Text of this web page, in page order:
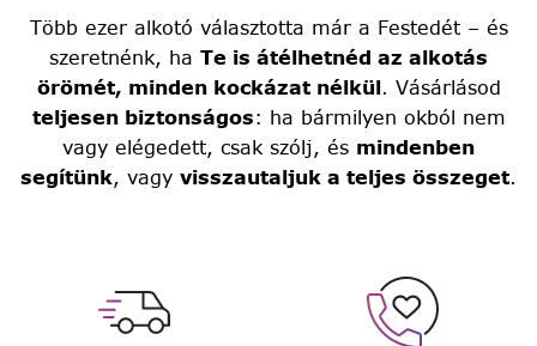
Több ezer alkotó választotta már a Festedét – és
szeretnénk, ha Te is átélhetnéd az alkotás
örömét, minden kockázat nélkül. Vásárlásod
teljesen biztonságos: ha bármilyen okból nem
vagy elégedett, csak szólj, és mindenben
segítünk, vagy visszautaljuk a teljes összeget.